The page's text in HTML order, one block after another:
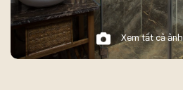
Xem tất cả